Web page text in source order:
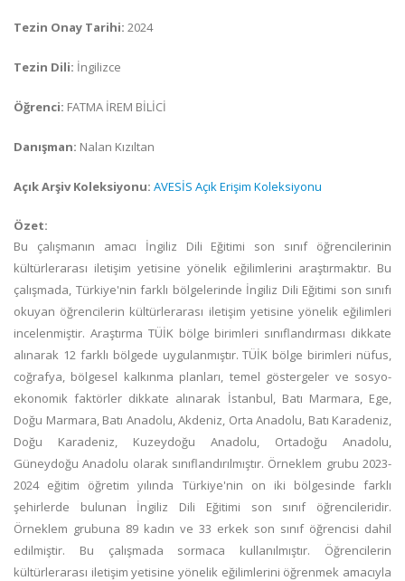
Tezin Onay Tarihi: 2024
Tezin Dili: İngilizce
Öğrenci: FATMA İREM BİLİCİ
Danışman: Nalan Kızıltan
Açık Arşiv Koleksiyonu: AVESİS Açık Erişim Koleksiyonu
Özet:
Bu çalışmanın amacı İngiliz Dili Eğitimi son sınıf öğrencilerinin
kültürlerarası iletişim yetisine yönelik eğilimlerini araştırmaktır. Bu
çalışmada, Türkiye'nin farklı bölgelerinde İngiliz Dili Eğitimi son sınıfı
okuyan öğrencilerin kültürlerarası iletişim yetisine yönelik eğilimleri
incelenmiştir. Araştırma TÜİK bölge birimleri sınıflandırması dikkate
alınarak 12 farklı bölgede uygulanmıştır. TÜİK bölge birimleri nüfus,
coğrafya, bölgesel kalkınma planları, temel göstergeler ve sosyo-
ekonomik faktörler dikkate alınarak İstanbul, Batı Marmara, Ege,
Doğu Marmara, Batı Anadolu, Akdeniz, Orta Anadolu, Batı Karadeniz,
Doğu Karadeniz, Kuzeydoğu Anadolu, Ortadoğu Anadolu,
Güneydoğu Anadolu olarak sınıflandırılmıştır. Örneklem grubu 2023-
2024 eğitim öğretim yılında Türkiye'nin on iki bölgesinde farklı
şehirlerde bulunan İngiliz Dili Eğitimi son sınıf öğrencileridir.
Örneklem grubuna 89 kadın ve 33 erkek son sınıf öğrencisi dahil
edilmiştir. Bu çalışmada sormaca kullanılmıştır. Öğrencilerin
kültürlerarası iletişim yetisine yönelik eğilimlerini öğrenmek amacıyla